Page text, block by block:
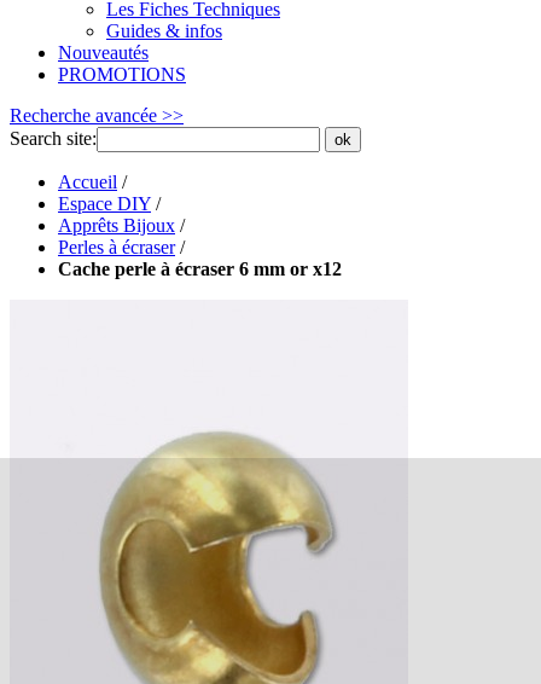
Les Fiches Techniques
Guides & infos
Nouveautés
PROMOTIONS
Recherche avancée >>
Search site:
ok
Accueil /
Espace DIY /
Apprêts Bijoux /
Perles à écraser /
Cache perle à écraser 6 mm or x12